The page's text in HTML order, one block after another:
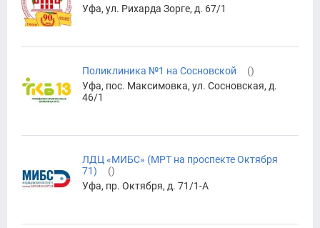
Уфа, ул. Рихарда Зорге, д. 67/1
Поликлиника №1 на Сосновской ()
Уфа, пос. Максимовка, ул. Сосновская, д.
46/1
ЛДЦ «МИБС» (МРТ на проспекте Октября
71)
()
Уфа, пр. Октября, д. 71/1-А